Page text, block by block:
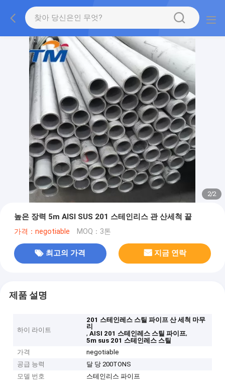
2/2
높은 장력 5m AISI SUS 201 스테인리스 관 산세척 끝
가격：negotiable MOQ：3톤
최고의 가격 지금 연락
제품 설명
하이 라이트
201 스테인레스 스틸 파이프 산 세척 마무
리
,AISI 201 스테인레스 스틸 파이프,
5m sus 201 스테인레스 스틸
가격
negotiable
공급 능력
달 당 200TONS
모델 번호
스테인리스 파이프